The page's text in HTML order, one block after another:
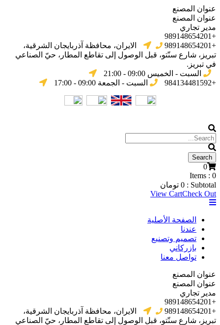
عنوان المصنع
عنوان المصنع
مدير تجاري
+989148654201
+989148654201
الایران، محافظة آذربایجان الشرقیة،
تبریز، شارع سنّتو، قبل الوصول إلى تقاطع المطار، حيّ الصناعي
في تبریز.
السبت - الخميس 09:00 - 21:00
+984134481592
السبت - الجمعة 09:00 - 17:00
0
Items : 0
Subtotal :
0 تومان
View CartCheck Out
الصفحة الأصلية
عندنا
تصميم وتصنيع
بازركاني
تواصل معنا
عنوان المصنع
عنوان المصنع
مدير تجاري
+989148654201
+989148654201
الایران، محافظة آذربایجان الشرقیة،
تبریز، شارع سنّتو، قبل الوصول إلى تقاطع المطار، حيّ الصناعي